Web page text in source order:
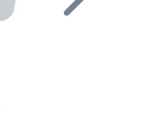
API dans votre écosystème.
réseau de distributeurs et
de votre projet à notre service